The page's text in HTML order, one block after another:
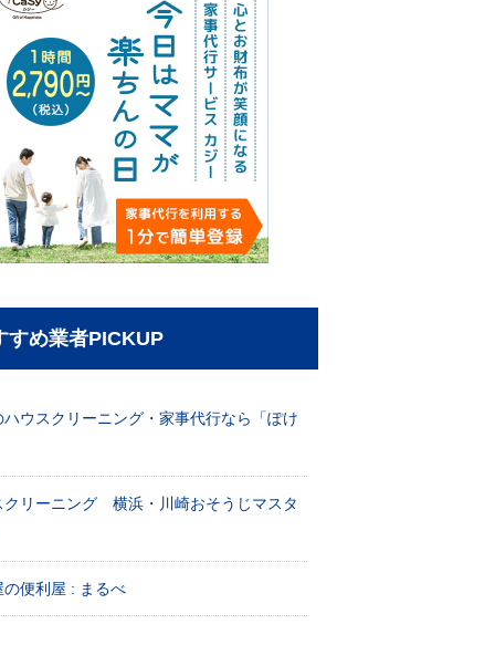
すめ業者PICKUP
ハウスクリーニング・家事代行なら「ぽけ
クリーニング 横浜・川崎おそうじマスタ
の便利屋 : まるべ